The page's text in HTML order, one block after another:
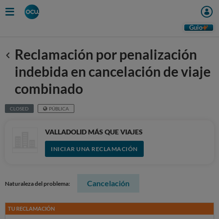
Guio
Anterior
Reclamación por penalización
indebida en cancelación de viaje
combinado
CLOSED PÚBLICA
VALLADOLID MÁS QUE VIAJES
INICIAR UNA RECLAMACIÓN
Naturaleza del problema: Cancelación
TU RECLAMACIÓN